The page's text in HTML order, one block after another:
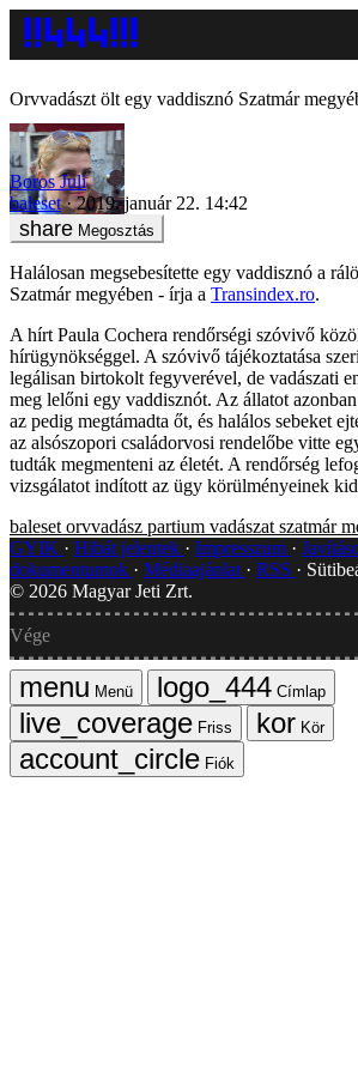
Orvvadászt ölt egy vaddisznó Szatmár
Boros Juli
baleset
2019. január 22. 14:42
Megosztás
Halálosan megsebesítette egy vaddisznó a
Szatmár megyében - írja a Transindex.ro.
A hírt Paula Cochera rendőrségi szóvivő
hírügynökséggel. A szóvivő tájékoztatása
legálisan birtokolt fegyverével, de vadászati
meg lelőni egy vaddisznót. Az állatot azonban
az pedig megtámadta őt, és halálos sebeket
az alsószopori családorvosi rendelőbe vitte
tudták megmenteni az életét. A rendőrség
vizsgálatot indított az ügy körülményeinek
baleset orvvadász partium vadászat szatmár
GYIK
Hibát jelentek Impresszum
dokumentumok
Médiaajánlat RSS
© 2026 Magyar Jeti Zrt.
Vége
Menü
Címlap
Friss
Kör
Fiók